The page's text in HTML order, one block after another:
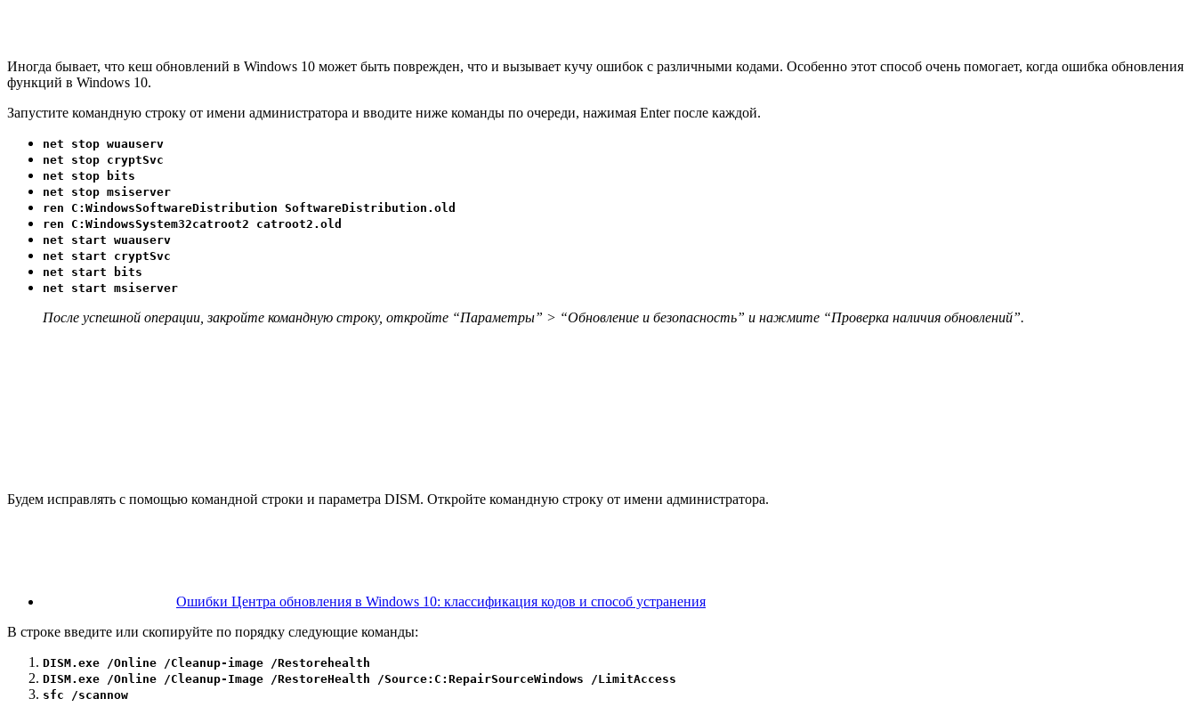
Иногда бывает, что кеш обновлений в Windows 10 может быть поврежден, что и вызывает кучу ошибок с различными кодами. Особенно этот способ очень помогает, когда ошибка обновления
функций в Windows 10.
Запустите командную строку от имени администратора и вводите ниже команды по очереди, нажимая Enter после каждой.
net stop wuauserv
net stop cryptSvc
net stop bits
net stop msiserver
ren C:WindowsSoftwareDistribution SoftwareDistribution.old
ren C:WindowsSystem32catroot2 catroot2.old
net start wuauserv
net start cryptSvc
net start bits
net start msiserver
После успешной операции, закройте командную строку, откройте “Параметры” > “Обновление и безопасность” и нажмите “Проверка наличия обновлений”.
Будем исправлять с помощью командной строки и параметра DISM. Откройте командную строку от имени администратора.
Ошибки Центра обновления в Windows 10: классификация кодов и способ устранения
В строке введите или скопируйте по порядку следующие команды:
DISM.exe /Online /Cleanup-image /Restorehealth
DISM.exe /Online /Cleanup-Image /RestoreHealth /Source:C:RepairSourceWindows /LimitAccess
sfc /scannow